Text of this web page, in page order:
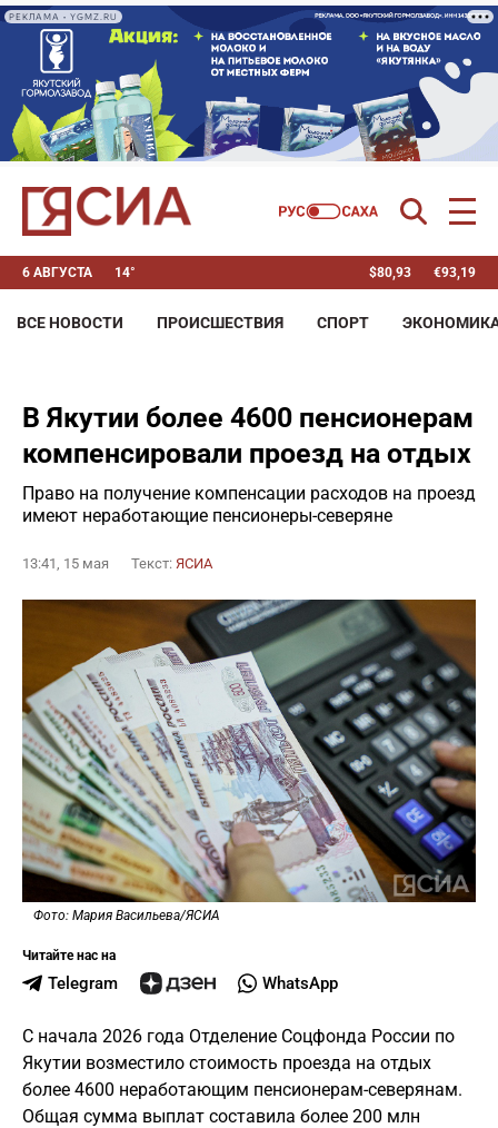
РЕКЛАМА • YGMZ.RU
6 АВГУСТА 14° $80,93 €93,19
ВСЕ НОВОСТИ ПРОИСШЕСТВИЯ СПОРТ
В Якутии более 4600 пенсионерам
компенсировали проезд на отдых
Право на получение компенсации расходов на проезд
имеют неработающие пенсионеры-северяне
13:41, 15 мая Текст: ЯСИА
Фото: Мария Васильева/ЯСИА
Читайте нас на
Telegram WhatsApp
С начала 2026 года Отделение Соцфонда России по
Якутии возместило стоимость проезда на отдых
более 4600 неработающим пенсионерам-северянам.
Общая сумма выплат составила более 200 млн